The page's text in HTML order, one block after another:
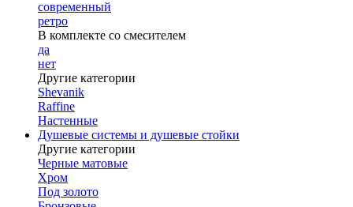
современный
ретро
В комплекте со смесителем
да
нет
Другие категории
Shevanik
Raffine
Настенные
Душевые системы и душевые стойки
Другие категории
Черные матовые
Хром
Под золото